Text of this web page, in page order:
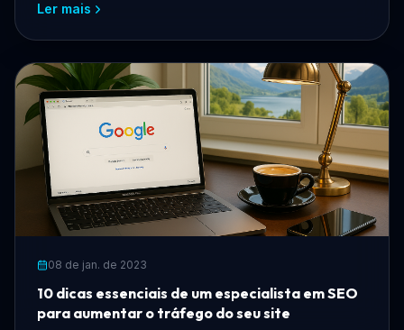
Ler mais
08 de jan. de 2023
10 dicas essenciais de um especialista em SEO
para aumentar o tráfego do seu site